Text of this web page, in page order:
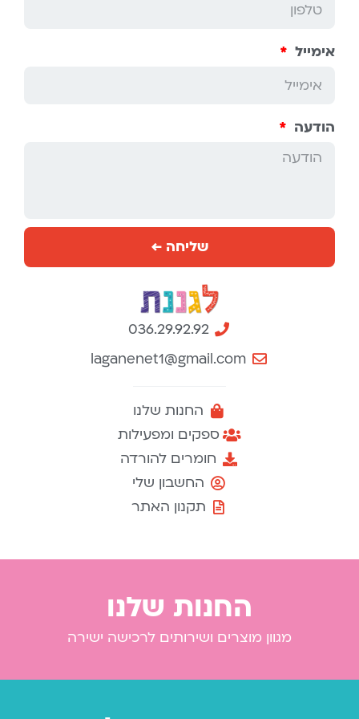
036.29.92.92
laganenet1@gmail.com
החנות שלנו
ספקים ומפעילות
חומרים להורדה
החשבון שלי
תקנון האתר
אימייל
הודעה
שליחה ←
החנות שלנו
מגוון מוצרים ושירותים לרכישה ישירה